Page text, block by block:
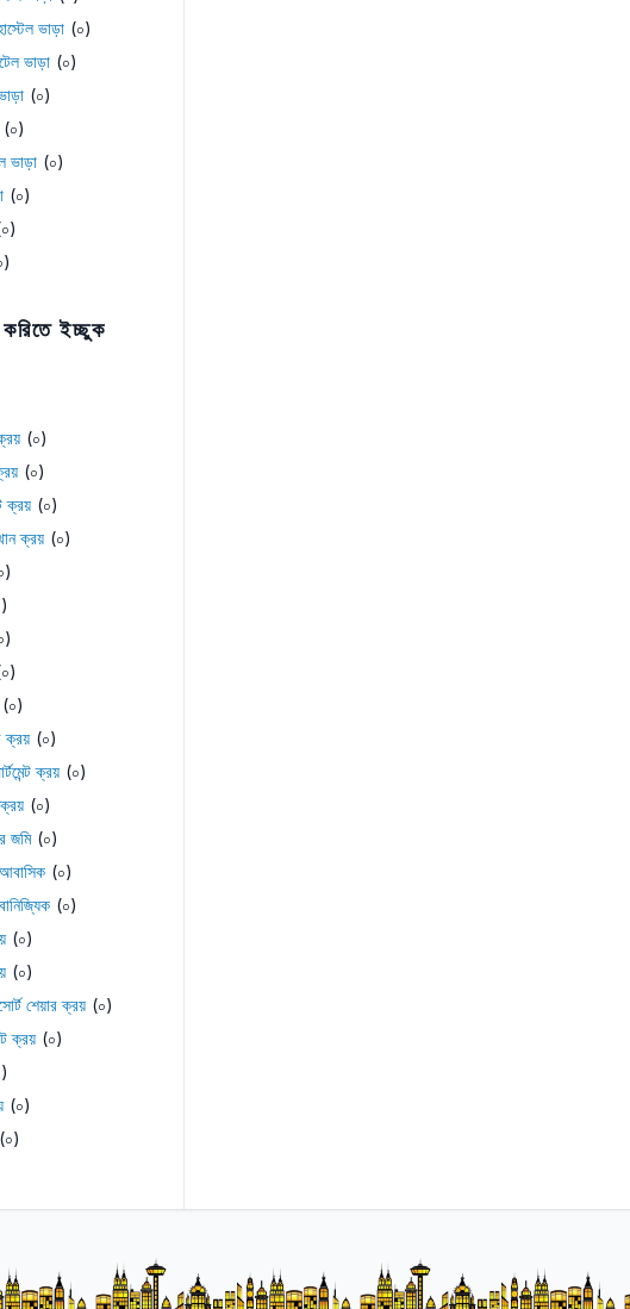
ভাড়া (০)
ভাড়া (০)
(০)
(০)
ভাড়া (০)
(০)
করিতে ইচ্ছুক
(০)
(০)
ক্রয় (০)
ক্রয় (০)
(০)
ক্রয় (০)
ক্রয় (০)
(০)
জমি (০)
(০)
(০)
(০)
(০)
শেয়ার ক্রয় (০)
ক্রয় (০)
(০)
(০)